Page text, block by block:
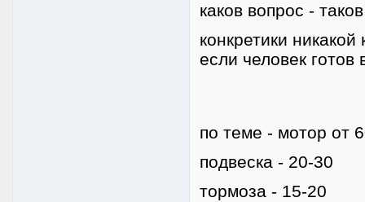
каков вопрос -
конкретики
если человек
по теме - мотор от
подвеска - 20-30
тормоза - 15-20